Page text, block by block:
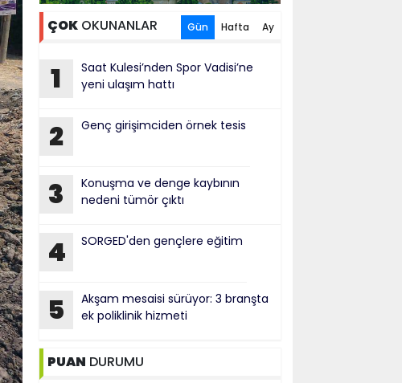
ÇOKOKUNANLAR Gün Hafta Ay
1
Saat Kulesi’nden Spor Vadisi’ne
yeni ulaşım hattı
2 Genç girişimciden örnek tesis
3
Konuşma ve denge kaybının
nedeni tümör çıktı
4 SORGED'den gençlere eğitim
5
Akşam mesaisi sürüyor: 3 branşta
ek poliklinik hizmeti
PUAN DURUMU